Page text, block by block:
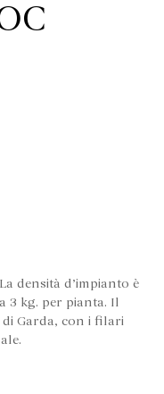
densità d’impianto è
3 kg. per pianta. Il
Garda, con i filari